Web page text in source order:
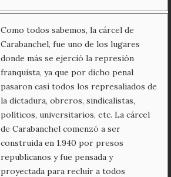
Como todos sabemos, la cárcel de
Carabanchel, fue uno de los lugares
donde más se ejerció la represión
franquista, ya que por dicho penal
pasaron casi todos los represaliados de
la dictadura, obreros, sindicalistas,
políticos, universitarios, etc. La cárcel
de Carabanchel comenzó a ser
construida en 1.940 por presos
republicanos y fue pensada y
proyectada para recluir a todos